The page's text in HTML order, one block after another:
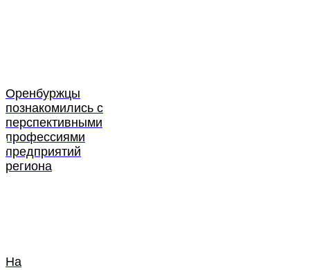
Оренбуржцы
познакомились с
перспективными
профессиями
предприятий
региона
На